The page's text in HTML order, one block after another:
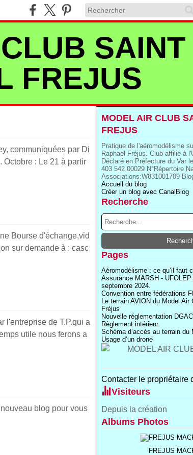
SAINT
FREJUS
communiquées par Di
Octobre : Le 21 à partir
Bourse d'échange,vid
sur demande à : casc
l'entreprise de T.P.qui a
utile nous ferons a
blog pour vous
MODEL AIR CLUB
FREJUS
Pratique de l'aéromodélisme
Raphael Fréjus. Club affilié à
Déclaré en Préfecture du Var
403 542 00029 N°Répertoire
Associations:W831001709
Accueil du blog
Créer un blog avec CanalBlog
Recherche
Pages
Aéromodélisme : ce qu’il faut
Assurance MARSH -
septembre 2024.
Convention entre fédérations
Le terrain AVION du Model Air
Fréjus
Nouvelle réglementation
Règlement intérieur.
Schéma d’accès au terrain du
Usage d’un drone
Contacter le propriétaire
Visiteurs
Depuis la création
Albums Photos
FREJUS